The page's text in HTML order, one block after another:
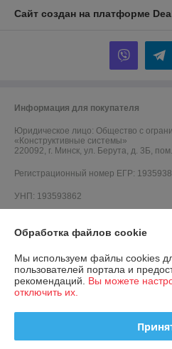
Сайт создан на платформе
Информация для покупателя
Юридическое лицо: Общество с
«Конструктивные системы»
220092, г. Минск, ул. Берута, д. 3Б,
Регистрационный номер ЕГР:
УНП: 193593862
Дата регистрации компании: 06.10.2021
Ссылка на свидетельство/лицензию
Ссылка на свидетельство/лицензию
Ссылка на свидетельство/лицензию
Обработка файлов cookie
Мы используем файлы cookies
пользователей портала и
рекомендаций. Вы можете
отключить их.